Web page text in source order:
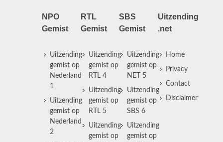
NPO
Gemist
Uitzending
gemist op
Nederland
1
Uitzending
gemist op
Nederland
2
RTL
Gemist
Uitzending
gemist op
RTL 4
Uitzending
gemist op
RTL 5
Uitzending
gemist op
SBS
Gemist
Uitzending
gemist op
NET 5
Uitzending
gemist op
SBS 6
Uitzending
gemist op
Uitzending
.net
Home
Privacy
Contact
Disclaimer